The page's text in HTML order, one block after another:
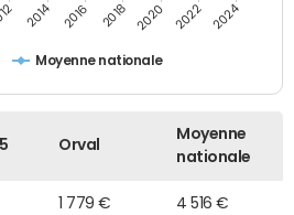
Moyenne nationale
2014 2016 2018 2020 2022 2024
Orval
Moyenne
nationale
1 779 € 4 516 €